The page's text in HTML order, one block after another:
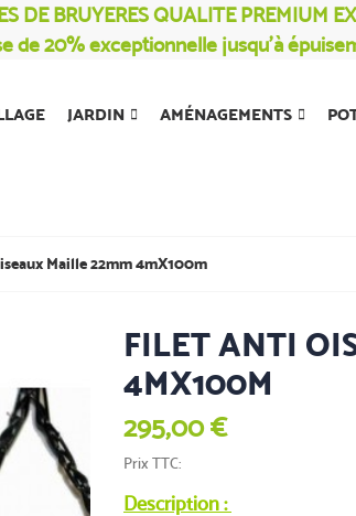
DE BRUYERES QUALITE PREMIUM
de 20% exceptionnelle jusqu’à
JARDIN AMÉNAGEMENTS
Maille 22mm 4mX100m
FILET ANTI
4MX100M
295,00 €
Prix TTC
Description :